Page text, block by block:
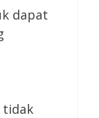
dapat
tidak